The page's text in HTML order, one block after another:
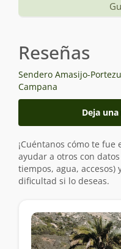
Reseñas
Sendero Amasijo-
Campana
Deja
¡Cuéntanos cómo te
ayudar a otros con
tiempos, agua,
dificultad si lo deseas.